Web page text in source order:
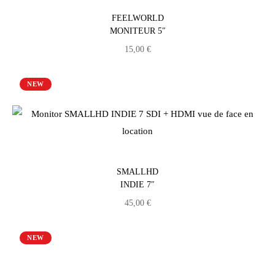
FEELWORLD
MONITEUR 5″
15,00 €
NEW
SMALLHD
INDIE 7″
45,00 €
NEW